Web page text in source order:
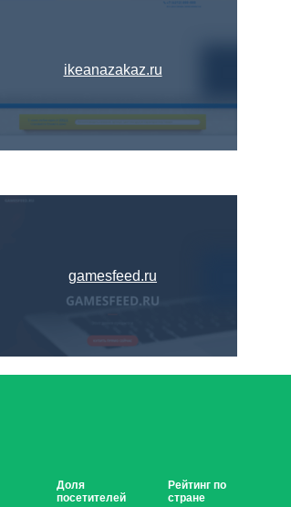
ikeanazakaz.ru
gamesfeed.ru
Доля
посетителей
Рейтинг по
стране